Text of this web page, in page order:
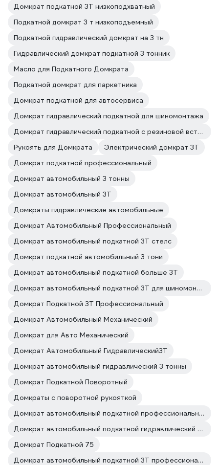
Домкрат подкатной 3Т низкоподхватный
Подкатной домкрат 3 т низкоподъемный
Подкатной гидравлический домкрат на 3 тн
Гидравлический домкрат подкатной 3 тонник
Масло для Подкатного Домкрата
Подкатной домкрат для паркетника
Домкрат подкатной для автосервиса
Домкрат гидравлический подкатной для шиномонтажа
Домкрат гидравлический подкатной с резиновой вставкой
Рукоять для Домкрата
Электрический домкрат 3Т
Домкрат подкатной профессиональный
Домкрат автомобильный 3 тонны
Домкрат автомобильный 3Т
Домкраты гидравлические автомобильные
Домкрат Автомобильный Профессиональный
Домкрат автомобильный подкатной 3Т стелс
Домкрат подкатной автомобильный 3 тони
Домкрат автомобильный подкатной больше 3Т
Домкрат автомобильный подкатной 3Т для шиномонтажа
Домкрат Подкатной 3Т Профессиональный
Домкрат Автомобильный Механический
Домкрат для Авто Механический
Домкрат Автомобильный Гидравлический3Т
Домкрат автомобильный гидравлический 3 тонны
Домкрат Подкатной Поворотный
Домкраты с поворотной рукояткой
Домкрат автомобильный подкатной профессиональный
Домкрат автомобильный подкатной гидравлический 3 т
Домкрат Подкатной 75
Домкрат автомобильный подкатной 3Т профессиональный